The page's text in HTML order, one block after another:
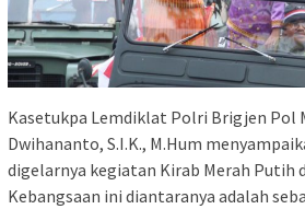
Kasetukpa Lemdiklat Polri Brigjen Pol
Dwihananto, S.I.K., M.Hum
digelarnya kegiatan Kirab Merah Putih
Kebangsaan ini diantaranya adalah